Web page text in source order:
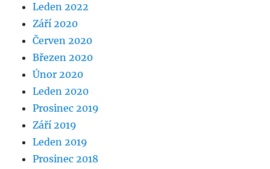
Leden 2022
Září 2020
Červen 2020
Březen 2020
Únor 2020
Leden 2020
Prosinec 2019
Září 2019
Leden 2019
Prosinec 2018